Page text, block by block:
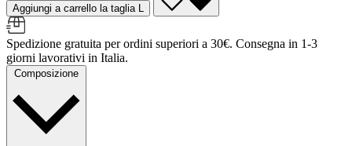
Aggiungi a carrello la taglia L
Spedizione gratuita per ordini superiori a 30€. Consegna in 1-3
giorni lavorativi in Italia.
Composizione